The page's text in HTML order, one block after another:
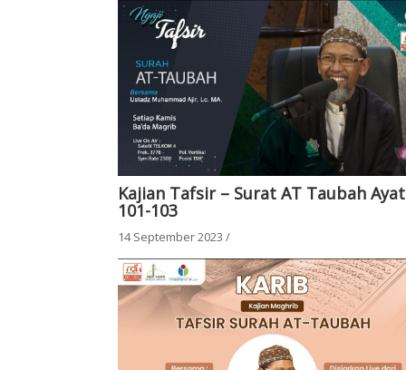
Kajian Tafsir – Surat AT Taubah Ayat
101-103
14 September 2023 /